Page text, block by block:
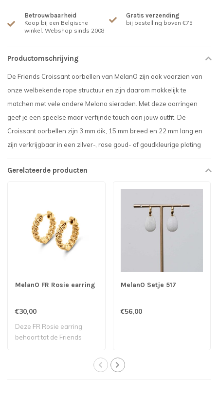
Betrouwbaarheid
Koop bij een Belgische
winkel. Webshop sinds 2008
Gratis verzending
bij bestelling boven €75
Productomschrijving
De Friends Croissant oorbellen van MelanO zijn ook voorzien van
onze welbekende rope structuur en zijn daarom makkelijk te
matchen met vele andere Melano sieraden. Met deze oorringen
geef je een speelse maar verfijnde touch aan jouw outfit. De
Croissant oorbellen zijn 3 mm dik, 15 mm breed en 22 mm lang en
zijn verkrijgbaar in een zilver-, rose goud- of goudkleurige plating
Gerelateerde producten
MelanO FR Rosie earring
€30,00
Deze FR Rosie earring
behoort tot de Friends
MelanO Setje 517
€56,00